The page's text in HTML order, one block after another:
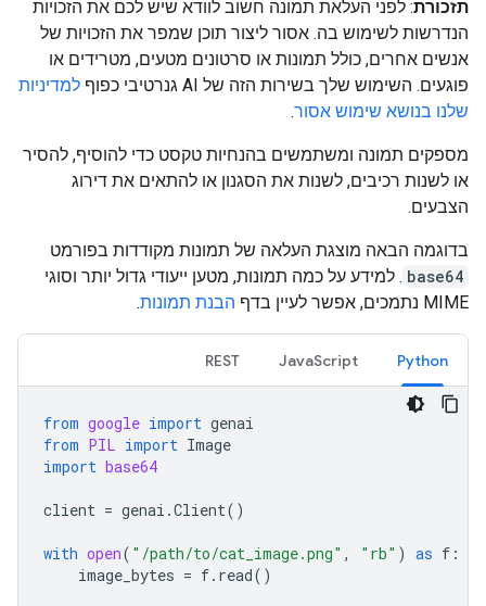
תזכורת: לפני העלאת תמונה חשוב לוודא שיש לכם את הזכויות
הנדרשות לשימוש בה. אסור ליצור תוכן שמפר את הזכויות של
אנשים אחרים, כולל תמונות או סרטונים מטעים, מטרידים או
פוגעים. השימוש שלך בשירות הזה של AI גנרטיבי כפוף
למדיניות
שלנו בנושא שימוש אסור.
מספקים תמונה ומשתמשים בהנחיות טקסט כדי להוסיף, להסיר
או לשנות רכיבים, לשנות את הסגנון או להתאים את דירוג
הצבעים.
בדוגמה הבאה מוצגת העלאה של תמונות מקודדות בפורמט
base64 . למידע על כמה תמונות, מטען ייעודי גדול יותר וסוגי
MIME נתמכים, אפשר לעיין בדף
הבנת תמונות.
Python
JavaScript
REST
from google import genai
from PIL import Image
import base64
client = genai .Client()
with open( "/path/to/cat_image.png" , "rb" ) as f :
image_bytes = f. read()